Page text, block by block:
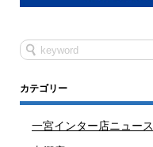
カテゴリー
一宮インター店ニュース